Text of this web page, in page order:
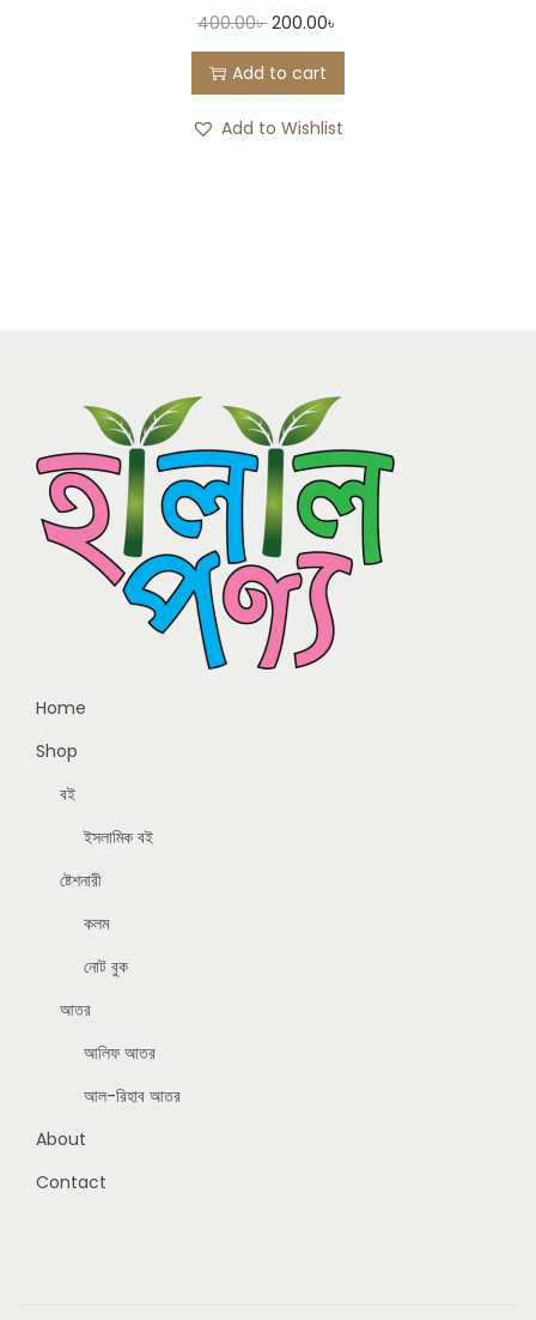
400.00৳ 200.00৳
Add to cart
Add to Wishlist
Home
Shop
বই
ইসলামিক বই
ষ্টেশনারী
কলম
নোট বুক
আতর
আলিফ আতর
আল-রিহাব আতর
About
Contact